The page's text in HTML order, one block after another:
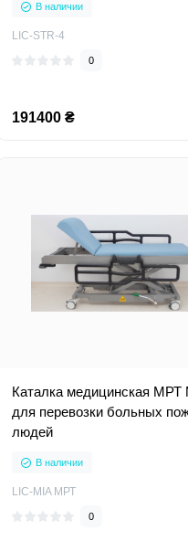
В наличии
LIC-STR-4
0
191400 ₴
Каталка медицинская МРТ
для перевозки больных
людей
В наличии
LIC-MIA МРТ
0